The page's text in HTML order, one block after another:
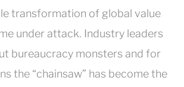
transformation of global value
under attack. Industry leaders
bureaucracy monsters and for
the “chainsaw” has become the